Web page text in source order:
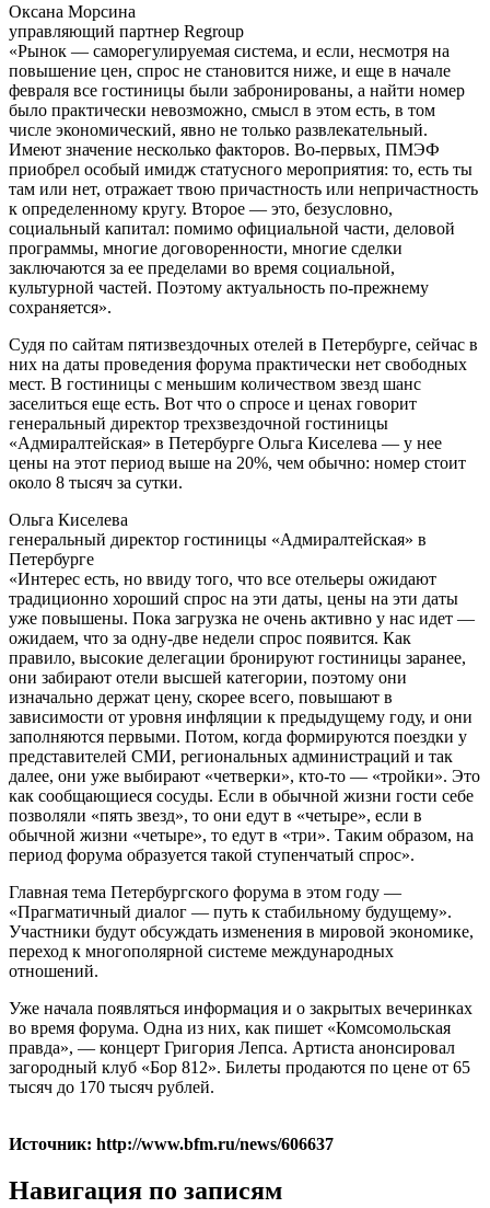
Оксана Морсина
управляющий партнер Regroup
«Рынок — саморегулируемая система, и если, несмотря на
повышение цен, спрос не становится ниже, и еще в начале
февраля все гостиницы были забронированы, а найти номер
было практически невозможно, смысл в этом есть, в том
числе экономический, явно не только развлекательный.
Имеют значение несколько факторов. Во-первых, ПМЭФ
приобрел особый имидж статусного мероприятия: то, есть ты
там или нет, отражает твою причастность или непричастность
к определенному кругу. Второе — это, безусловно,
социальный капитал: помимо официальной части, деловой
программы, многие договоренности, многие сделки
заключаются за ее пределами во время социальной,
культурной частей. Поэтому актуальность по-прежнему
сохраняется».
Судя по сайтам пятизвездочных отелей в Петербурге, сейчас в
них на даты проведения форума практически нет свободных
мест. В гостиницы с меньшим количеством звезд шанс
заселиться еще есть. Вот что о спросе и ценах говорит
генеральный директор трехзвездочной гостиницы
«Адмиралтейская» в Петербурге Ольга Киселева — у нее
цены на этот период выше на 20%, чем обычно: номер стоит
около 8 тысяч за сутки.
Ольга Киселева
генеральный директор гостиницы «Адмиралтейская» в
Петербурге
«Интерес есть, но ввиду того, что все отельеры ожидают
традиционно хороший спрос на эти даты, цены на эти даты
уже повышены. Пока загрузка не очень активно у нас идет —
ожидаем, что за одну-две недели спрос появится. Как
правило, высокие делегации бронируют гостиницы заранее,
они забирают отели высшей категории, поэтому они
изначально держат цену, скорее всего, повышают в
зависимости от уровня инфляции к предыдущему году, и они
заполняются первыми. Потом, когда формируются поездки у
представителей СМИ, региональных администраций и так
далее, они уже выбирают «четверки», кто-то — «тройки». Это
как сообщающиеся сосуды. Если в обычной жизни гости себе
позволяли «пять звезд», то они едут в «четыре», если в
обычной жизни «четыре», то едут в «три». Таким образом, на
период форума образуется такой ступенчатый спрос».
Главная тема Петербургского форума в этом году —
«Прагматичный диалог — путь к стабильному будущему».
Участники будут обсуждать изменения в мировой экономике,
переход к многополярной системе международных
отношений.
Уже начала появляться информация и о закрытых вечеринках
во время форума. Одна из них, как пишет «Комсомольская
правда», — концерт Григория Лепса. Артиста анонсировал
загородный клуб «Бор 812». Билеты продаются по цене от 65
тысяч до 170 тысяч рублей.
Источник: http://www.bfm.ru/news/606637
Навигация по записям